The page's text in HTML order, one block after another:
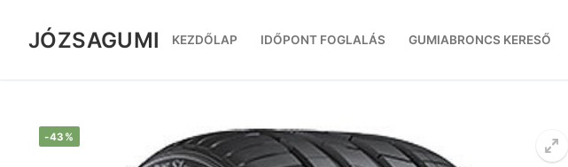
tartalomra
JÓZSAGUMI KEZDŐLAP IDŐPONT FOGLALÁS GUMIABRONCS KERESŐ
-43%